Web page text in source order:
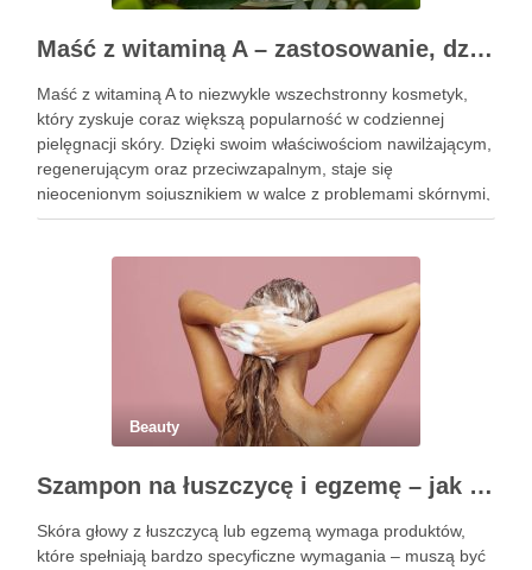
Maść z witaminą A – zastosowanie, działanie i bezpieczeństwo stosowania
Maść z witaminą A to niezwykle wszechstronny kosmetyk,
który zyskuje coraz większą popularność w codziennej
pielęgnacji skóry. Dzięki swoim właściwościom nawilżającym,
regenerującym oraz przeciwzapalnym, staje się
nieocenionym sojusznikiem w walce z problemami skórnymi,
takimi jak zmarszczki, trądzik czy podrażnienia. Jej działanie
Beauty
Szampon na łuszczycę i egzemę – jak świadomie dobierać produkty przy wrażliwej skórze głowy?
Skóra głowy z łuszczycą lub egzemą wymaga produktów,
które spełniają bardzo specyficzne wymagania – muszą być